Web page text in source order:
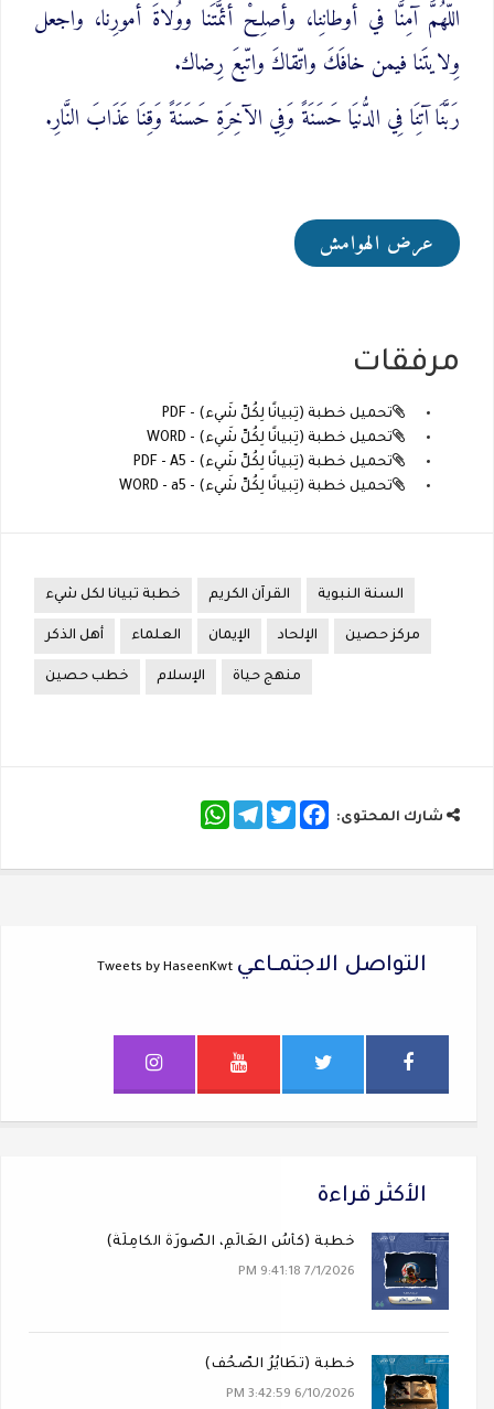
اللّهُمَّ آمِنَّا في أوطانِنا، وأصلِحْ أئمَّتَنا ووُلاةَ أمورِنا، واجعل
وِلايتَنا فيمن خافَكَ واتّقاكَ واتّبعَ رِضاك.
رَبَّنَا آتِنَا فِي الدُّنيَا حَسَنَةً وَفِي الآخِرَةِ حَسَنَةً وَقِنَا عَذَابَ النَّارِ.
عرض الهوامش
مرفقات
تحميل خطبة (تِبيانًا لِكُلِّ شَيء) - PDF
تحميل خطبة (تِبيانًا لِكُلِّ شَيء) - WORD
تحميل خطبة (تِبيانًا لِكُلِّ شَيء) - PDF - A5
تحميل خطبة (تِبيانًا لِكُلِّ شَيء) - WORD - a5
خطبة تبيانا لكل شيء القرآن الكريم السنة النبوية
أهل الذكر العلماء الإيمان الإلحاد مركز حصين
خطب حصين الإسلام منهج حياة
شارك المحتوى:
Facebook
Twitter
Telegram
WhatsApp
التواصل الاجتمــاعي Tweets by HaseenKwt
الأكثر قراءة
خطبة (كَأسُ العَالَمِ، الصُّورَةُ الكَامِلَةُ)
7/1/2026 9:41:18 PM
خطبة (تَطَايُرُ الصُّحُف)
6/10/2026 3:42:59 PM